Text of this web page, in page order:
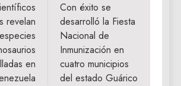
revelan
en
Con éxito se
desarrolló la Fiesta
Nacional de
Inmunización en
cuatro municipios
del estado Guárico